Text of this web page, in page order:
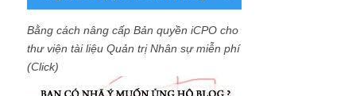
Bằng cách nâng cấp Bản quyền iCPO cho
thư viện tài liệu Quản trị Nhân sự miễn phí
(Click)